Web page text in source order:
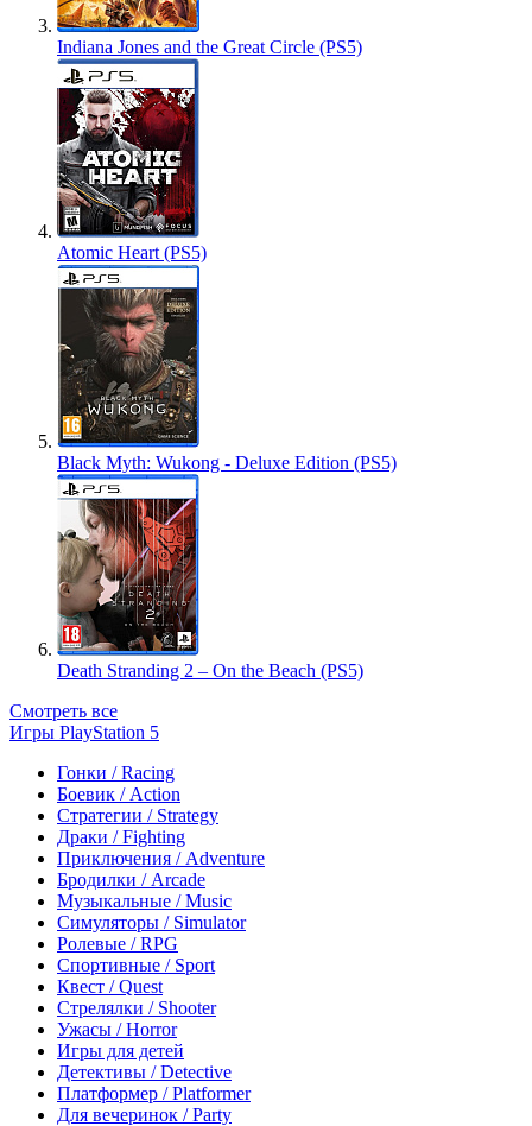
Indiana Jones and the Great Circle (PS5)
Atomic Heart (PS5)
Black Myth: Wukong - Deluxe Edition (PS5)
Death Stranding 2 – On the Beach (PS5)
Смотреть все
Игры PlayStation 5
Гонки / Racing
Боевик / Action
Стратегии / Strategy
Драки / Fighting
Приключения / Adventure
Бродилки / Arcade
Музыкальные / Music
Симуляторы / Simulator
Ролевые / RPG
Спортивные / Sport
Квест / Quest
Стрелялки / Shooter
Ужасы / Horror
Игры для детей
Детективы / Detective
Платформер / Platformer
Для вечеринок / Party